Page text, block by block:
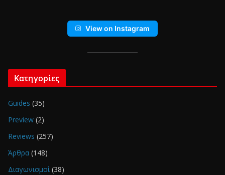
View on Instagram
Κατηγορίες
Guides (35)
Preview (2)
Reviews (257)
Άρθρα (148)
Διαγωνισμοί(38)